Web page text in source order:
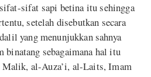
sifat sapi betina itu sehingga
setelah disebutkan secara
yang menunjukkan sahnya
binatang sebagaimana hal itu
Malik, al-Auza’i, al-Laits, Imam